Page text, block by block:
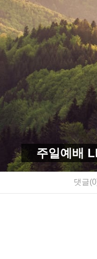
주일예배
댓글